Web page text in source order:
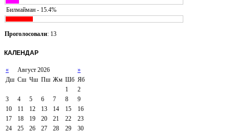
Билмайман - 15.4%
Проголосовали: 13
КАЛЕНДАР
« Август 2026
»
Дш Сш Чш Пш Жм Шб Яб
1
2
3
4 5 6 7 8
9
10
11 12 13 14 15
16
17
18 19 20 21 22
23
24
25 26 27 28 29
30